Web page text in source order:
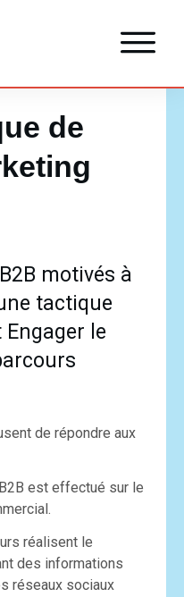
de
motivés à
tactique
le
de répondre aux
est effectué sur le
réalisent le
des informations
réseaux sociaux